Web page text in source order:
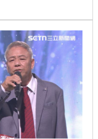
詮釋歌曲情感，再次
，陳盈潔當年演唱這
的腦海中，而熱田有
：「你有唱出老師當